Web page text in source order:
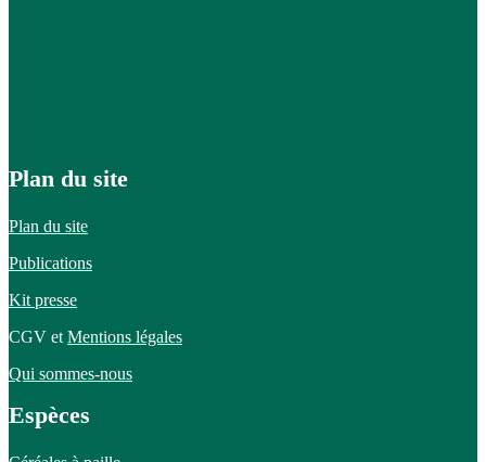
Plan du site
Plan du site
Publications
Kit presse
CGV et Mentions légales
Qui sommes-nous
Espèces